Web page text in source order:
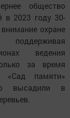
общество
в 2023 году 30-
охране
поддерживая
ведения
за время
«Сад памяти»
высадили в